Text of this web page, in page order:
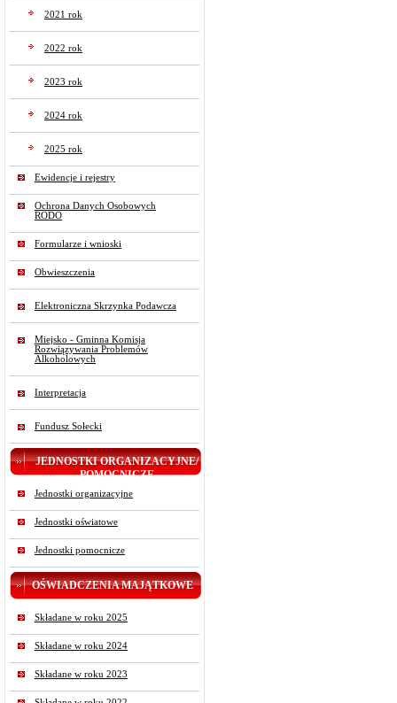
2021 rok
2022 rok
2023 rok
2024 rok
2025 rok
Ewidencje i rejestry
Ochrona Danych Osobowych
RODO
Formularze i wnioski
Obwieszczenia
Elektroniczna Skrzynka Podawcza
Miejsko - Gminna Komisja
Rozwiązywania Problemów
Alkoholowych
Interpretacja
Fundusz Sołecki
JEDNOSTKI ORGANIZACYJNE/
POMOCNICZE
Jednostki organizacyjne
Jednostki oświatowe
Jednostki pomocnicze
OŚWIADCZENIA MAJĄTKOWE
Składane w roku 2025
Składane w roku 2024
Składane w roku 2023